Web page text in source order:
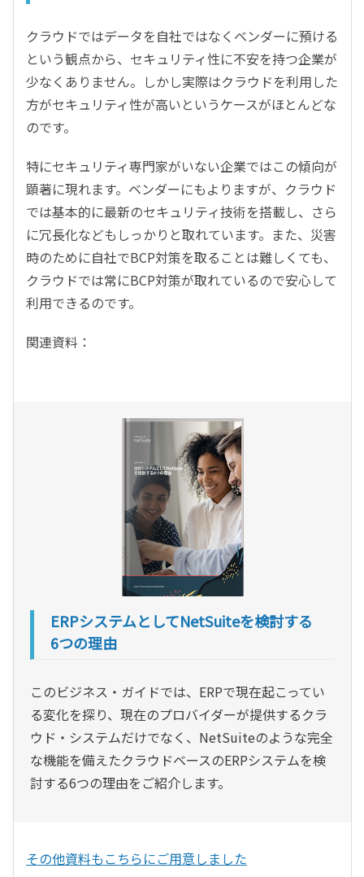
クラウドではデータを自社ではなくベンダーに預ける
という観点から、セキュリティ性に不安を持つ企業が
少なくありません。しかし実際はクラウドを利用した
方がセキュリティ性が高いというケースがほとんどな
のです。
特にセキュリティ専門家がいない企業ではこの傾向が
顕著に現れます。ベンダーにもよりますが、クラウド
では基本的に最新のセキュリティ技術を搭載し、さら
に冗長化などもしっかりと取れています。また、災害
時のために自社でBCP対策を取ることは難しくても、
クラウドでは常にBCP対策が取れているので安心して
利用できるのです。
関連資料：
ERPシステムとしてNetSuiteを検討する
6つの理由
このビジネス・ガイドでは、ERPで現在起こってい
る変化を探り、現在のプロバイダーが提供するクラ
ウド・システムだけでなく、NetSuiteのような完全
な機能を備えたクラウドベースのERPシステムを検
討する6つの理由をご紹介します。
その他資料もこちらにご用意しました